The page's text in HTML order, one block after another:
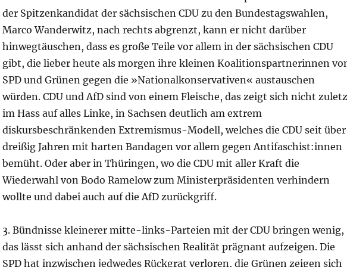
der Spitzenkandidat der sächsischen CDU zu den Bundestagswahlen,
Marco Wanderwitz, nach rechts abgrenzt, kann er nicht darüber
hinwegtäuschen, dass es große Teile vor allem in der sächsischen CDU
gibt, die lieber heute als morgen ihre kleinen Koalitionspartnerinnen
SPD und Grünen gegen die »Nationalkonservativen« austauschen
würden. CDU und AfD sind von einem Fleische, das zeigt sich nicht
im Hass auf alles Linke, in Sachsen deutlich am extrem
diskursbeschränkenden Extremismus-Modell, welches die CDU seit über
dreißig Jahren mit harten Bandagen vor allem gegen Antifaschist:innen
bemüht. Oder aber in Thüringen, wo die CDU mit aller Kraft die
Wiederwahl von Bodo Ramelow zum Ministerpräsidenten verhindern
wollte und dabei auch auf die AfD zurückgriff.
3. Bündnisse kleinerer mitte-links-Parteien mit der CDU bringen wenig,
das lässt sich anhand der sächsischen Realität prägnant aufzeigen. Die
SPD hat inzwischen jedwedes Rückgrat verloren, die Grünen zeigen sich